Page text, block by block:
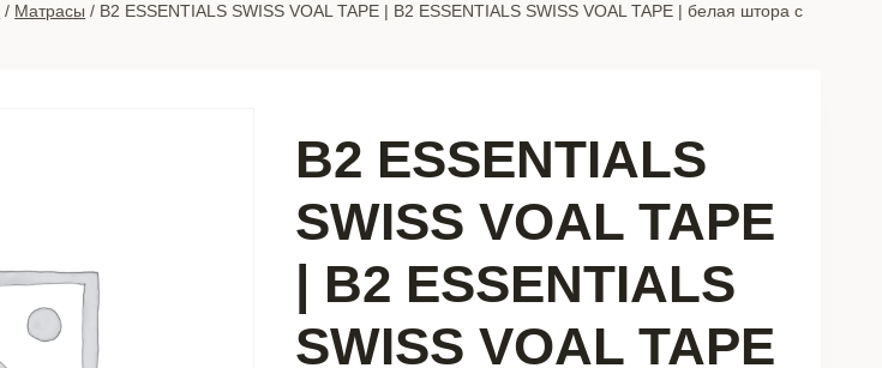
/ Матрасы / B2 ESSENTIALS SWISS VOAL TAPE | B2 ESSENTIALS SWISS VOAL TAPE | белая штора с
B2 ESSENTIALS
SWISS VOAL TAPE
| B2 ESSENTIALS
SWISS VOAL TAPE
|
VOAL
TAPE
|
белая
штора
с
лентой